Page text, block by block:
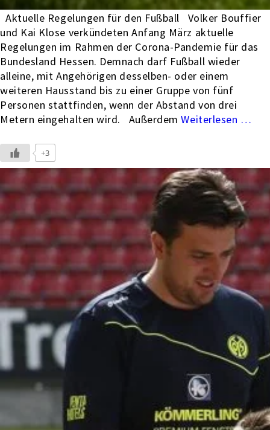
Aktuelle Regelungen für den Fußball Volker Bouffier
und Kai Klose verkündeten Anfang März aktuelle
Regelungen im Rahmen der Corona-Pandemie für das
Bundesland Hessen. Demnach darf Fußball wieder
alleine, mit Angehörigen desselben- oder einem
weiteren Hausstand bis zu einer Gruppe von fünf
Personen stattfinden, wenn der Abstand von drei
Metern eingehalten wird. Außerdem
…
+3